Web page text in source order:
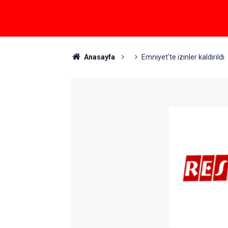
Anasayfa Emniyet'te izinler kaldırıldı